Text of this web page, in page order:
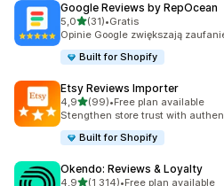
Google Reviews by RepOcean
5,0na 5 gwiazdek
(31)
Łączna liczba recenzji: 31
•Gratis
Opinie Google zwiększają
Built for Shopify
Etsy Reviews Importer
4,9na 5 gwiazdek
(99)
Łączna liczba recenzji: 99
•Free plan available
Stengthen store trust with
Built for Shopify
Okendo: Reviews & Loyalty
4,9na 5 gwiazdek
(1 314)•Free plan available